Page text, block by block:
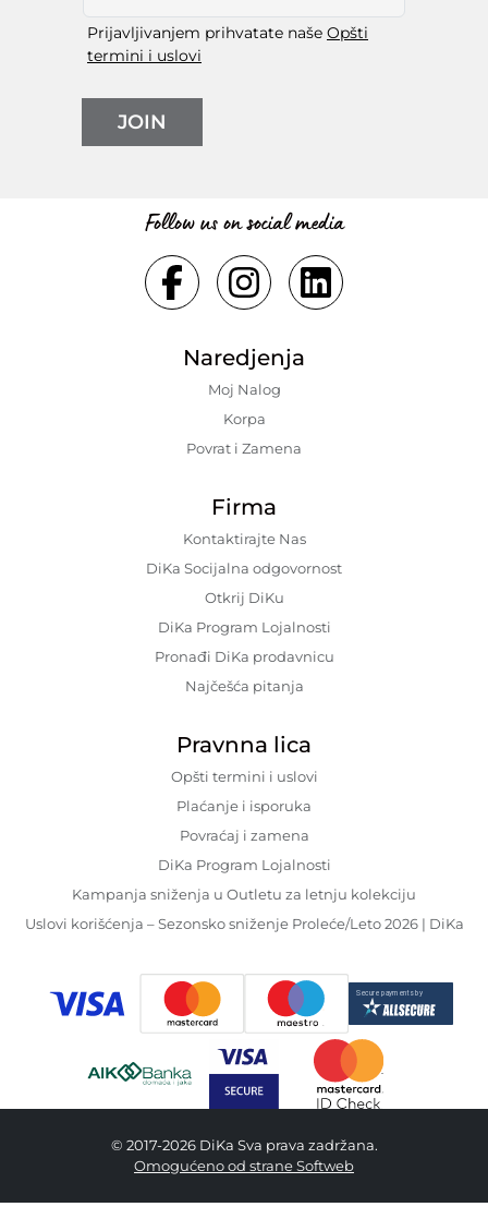
Prijavljivanjem prihvatate naše Opšti
termini i uslovi
JOIN
Follow us on social media
Naredjenja
Moj Nalog
Korpa
Povrat i Zamena
Firma
Kontaktirajte Nas
DiKa Socijalna odgovornost
Otkrij DiKu
DiKa Program Lojalnosti
Pronađi DiKa prodavnicu
Najčešća pitanja
Pravnna lica
Opšti termini i uslovi
Plaćanje i isporuka
Povraćaj i zamena
DiKa Program Lojalnosti
Kampanja sniženja u Outletu za letnju kolekciju
Uslovi korišćenja – Sezonsko sniženje Proleće/Leto 2026 | DiKa
© 2017-2026 DiKa Sva prava zadržana.
Omogućeno od strane Softweb